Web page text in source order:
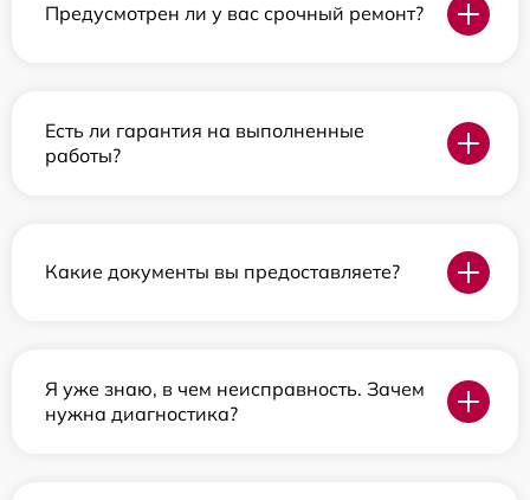
Предусмотрен ли у вас срочный ремонт?
Есть ли гарантия на выполненные
работы?
Какие документы вы предоставляете?
Я уже знаю, в чем неисправность. Зачем
нужна диагностика?